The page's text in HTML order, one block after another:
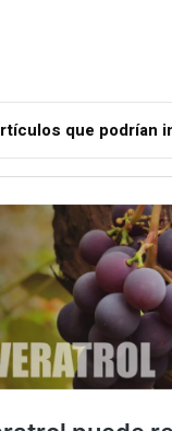
que podrían